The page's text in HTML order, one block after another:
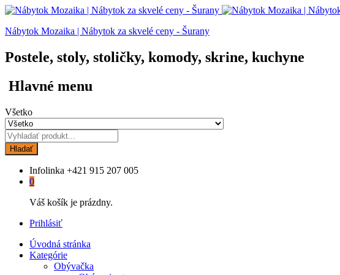
Nábytok Mozaika | Nábytok za skvelé ceny - Šurany
Postele, stoly, stoličky, komody, skrine, kuchyne
Hlavné menu
Všetko
Hladať
Infolinka +421 915 207 005
0
Váš košík je prázdny.
Prihlásiť
Úvodná stránka
Kategórie
Obývačka